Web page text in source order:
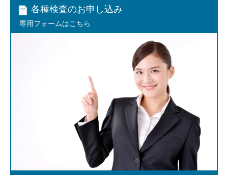
各種検査のお申し込み
専用フォームはこちら